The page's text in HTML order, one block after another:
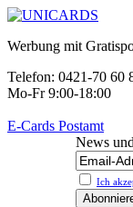
Werbung mit
Telefon: 0421-70 60
Mo-Fr 9:00-18:00
E-Cards Postamt
News
Ich